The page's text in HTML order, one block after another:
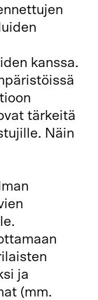
kanssa.
tärkeitä
Näin
ja
(mm.